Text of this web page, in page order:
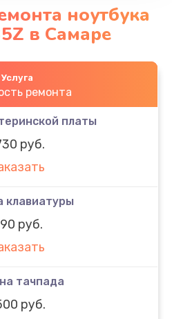
ноутбука
в Самаре
Услуга
ремонта
платы
руб.
клавиатуры
руб.
тачпада
руб.